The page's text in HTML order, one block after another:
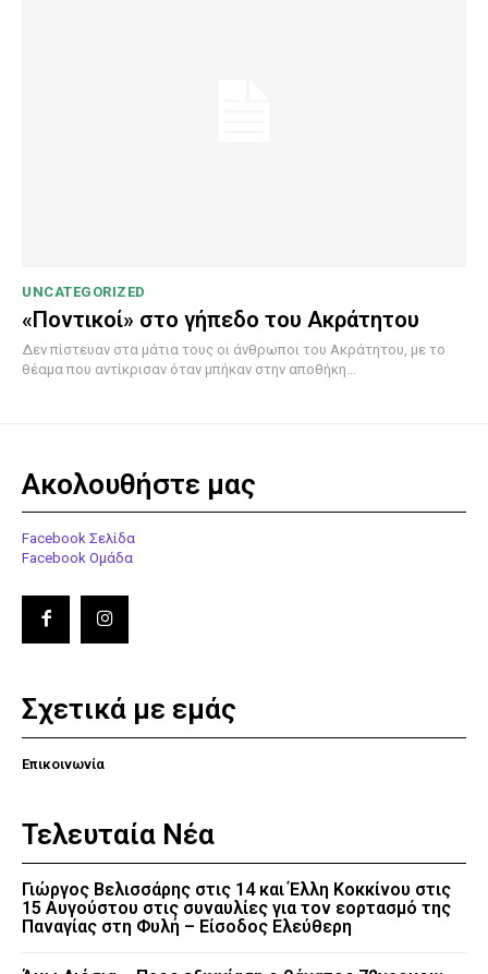
UNCATEGORIZED
«Ποντικοί» στο γήπεδο του Ακράτητου
Δεν πίστευαν στα μάτια τους οι άνθρωποι του Ακράτητου, με το
θέαμα που αντίκρισαν όταν μπήκαν στην αποθήκη...
Ακολουθήστε μας
Facebook Σελίδα
Facebook Ομάδα
Σχετικά με εμάς
Επικοινωνία
Τελευταία Νέα
Γιώργος Βελισσάρης στις 14 και Έλλη Κοκκίνου στις
15 Αυγούστου στις συναυλίες για τον εορτασμό της
Παναγίας στη Φυλή – Είσοδος Ελεύθερη